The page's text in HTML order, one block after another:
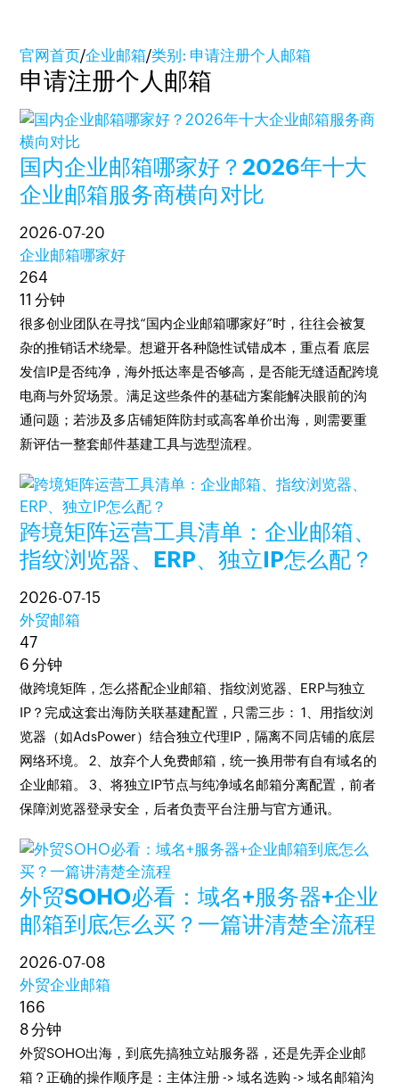
官网首页/企业邮箱/类别: 申请注册个人邮箱
申请注册个人邮箱
国内企业邮箱哪家好？2026年十大
企业邮箱服务商横向对比
2026-07-20
企业邮箱哪家好
264
11 分钟
很多创业团队在寻找“国内企业邮箱哪家好”时，往往会被复
杂的推销话术绕晕。想避开各种隐性试错成本，重点看 底层
发信IP是否纯净，海外抵达率是否够高，是否能无缝适配跨境
电商与外贸场景。满足这些条件的基础方案能解决眼前的沟
通问题；若涉及多店铺矩阵防封或高客单价出海，则需要重
新评估一整套邮件基建工具与选型流程。
跨境矩阵运营工具清单：企业邮箱、
指纹浏览器、ERP、独立IP怎么配？
2026-07-15
外贸邮箱
47
6 分钟
做跨境矩阵，怎么搭配企业邮箱、指纹浏览器、ERP与独立
IP？完成这套出海防关联基建配置，只需三步： 1、用指纹浏
览器（如AdsPower）结合独立代理IP，隔离不同店铺的底层
网络环境。 2、放弃个人免费邮箱，统一换用带有自有域名的
企业邮箱。 3、将独立IP节点与纯净域名邮箱分离配置，前者
保障浏览器登录安全，后者负责平台注册与官方通讯。
外贸SOHO必看：域名+服务器+企业
邮箱到底怎么买？一篇讲清楚全流程
2026-07-08
外贸企业邮箱
166
8 分钟
外贸SOHO出海，到底先搞独立站服务器，还是先弄企业邮
箱？正确的操作顺序是：主体注册 -> 域名选购 -> 域名邮箱沟